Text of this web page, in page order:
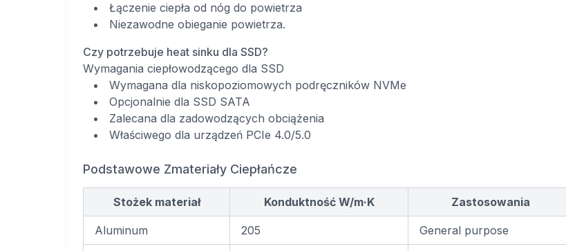
Łączenie ciepła od nóg do powietrza
Niezawodne obieganie powietrza.
Czy potrzebuje heat sinku dla SSD?
Wymagania ciepłowodzącego dla SSD
Wymagana dla niskopoziomowych podręczników NVMe
Opcjonalnie dla SSD SATA
Zalecana dla zadowodzących obciążenia
Właściwego dla urządzeń PCIe 4.0/5.0
Podstawowe Zmateriały Ciepłańcze
Stożek materiał Konduktność W/m·K Zastosowania
Aluminum 205 General purpose